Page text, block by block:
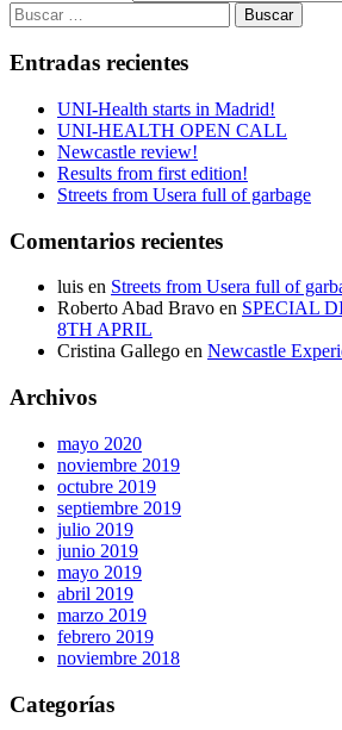
Buscar:
Entradas recientes
UNI-Health starts in Madrid!
UNI-HEALTH OPEN CALL
Newcastle review!
Results from first edition!
Streets from Usera full of garbage
Comentarios recientes
luis en Streets from Usera full of
Roberto Abad Bravo en SPECIAL
8TH APRIL
Cristina Gallego en Newcastle
Archivos
mayo 2020
noviembre 2019
octubre 2019
septiembre 2019
julio 2019
junio 2019
mayo 2019
abril 2019
marzo 2019
febrero 2019
noviembre 2018
Categorías